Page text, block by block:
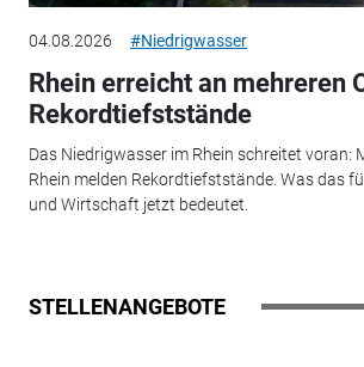
04.08.2026 #Niedrigwasser
Rhein erreicht an mehreren
Rekordtiefststände
Das Niedrigwasser im Rhein schreitet voran:
Rhein melden Rekordtiefststände. Was das
und Wirtschaft jetzt bedeutet.
STELLENANGEBOTE